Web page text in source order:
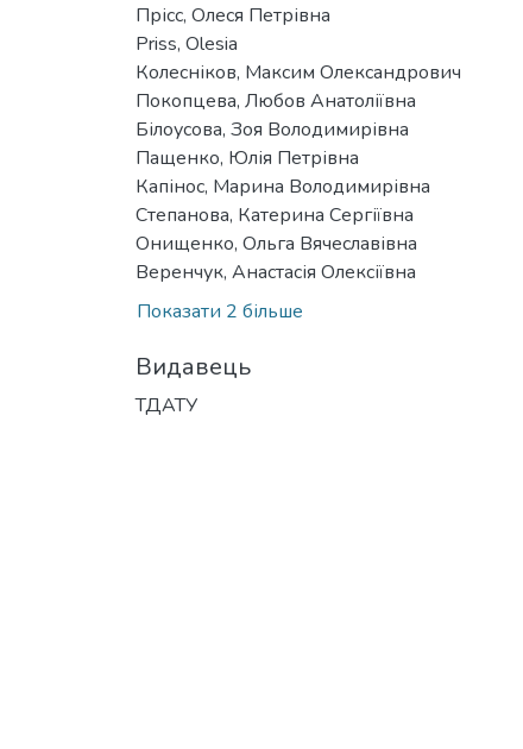
Прісс, Олеся Петрівна
Priss, Оlesia
Колесніков, Максим Олександрович
Покопцева, Любов Анатоліївна
Білоусова, Зоя Володимирівна
Пащенко, Юлія Петрівна
Капінос, Марина Володимирівна
Степанова, Катерина Сергіївна
Онищенко, Ольга Вячеславівна
Веренчук, Анастасія Олексіївна
Показати 2 більше
Видавець
ТДАТУ